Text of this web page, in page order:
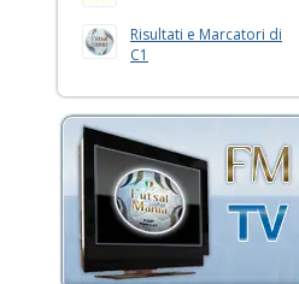
Risultati e Marcatori di
C1